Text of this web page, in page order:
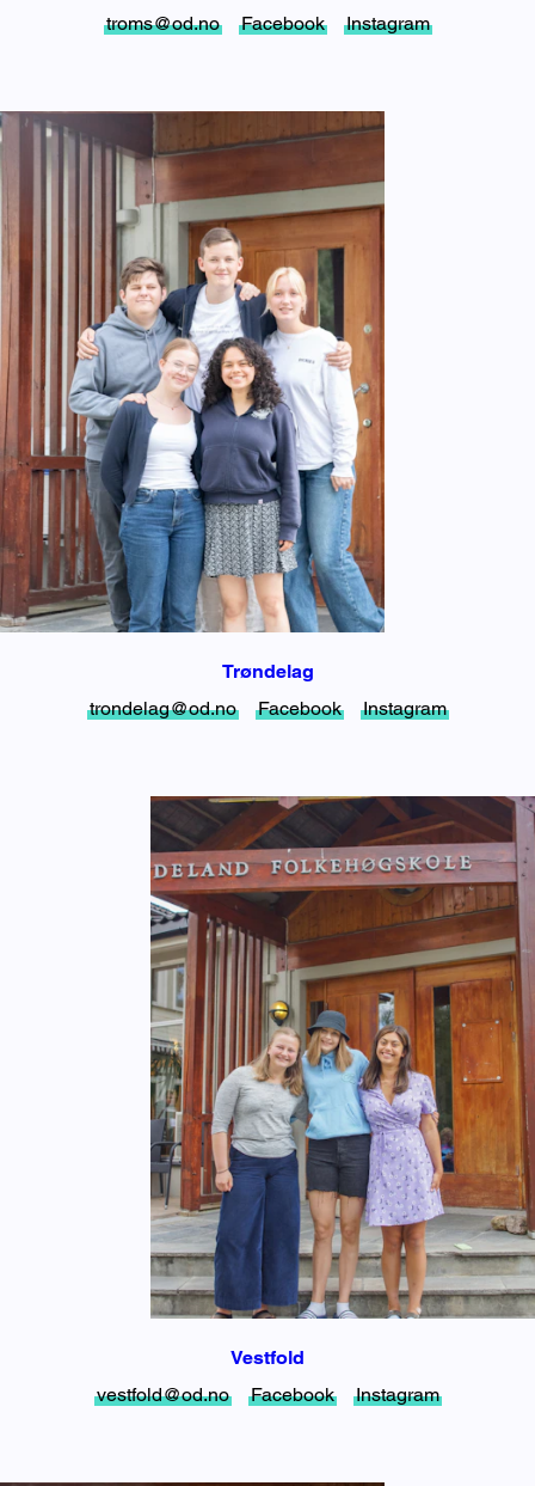
troms@od.no
Facebook Instagram
Trøndelag
trondelag@od.no
Facebook Instagram
Vestfold
vestfold@od.no
Facebook Instagram